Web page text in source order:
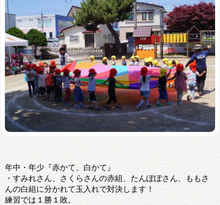
年中・年少『赤かて、白かて』
・すみれさん、さくらさんの赤組、たんぽぽさん、ももさ
んの白組に分かれて玉入れで対決します！
練習では１勝１敗。